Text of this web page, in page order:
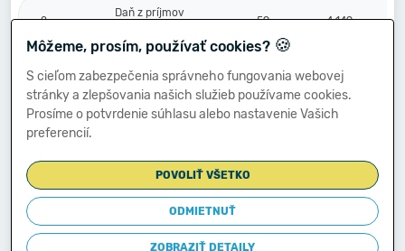
2.
Daň z príjmov
59 -4 149
S.
Prevod podielov na
výsledku
hospodárenia
60
****
Výsledok
hospodárenia za
účtovné obdobie po
zdanení (+/-) (r. 56
61 44 246
Môžeme, prosím, používať cookies? 🍪
S cieľom zabezpečenia správneho fungovania webovej
stránky a zlepšovania našich služieb používame cookies.
Prosíme o potvrdenie súhlasu alebo nastavenie Vašich
preferencií.
POVOLIŤ VŠETKO
ODMIETNUŤ
ZOBRAZIŤ DETAILY